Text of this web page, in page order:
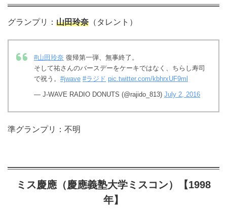
グランプリ： 山田玲奈 （タレント）
#山田玲奈 復帰第一弾、無事終了。
そして祐さんのバースデーをケーキではなく、ちらし寿司
で祝う。 #jwave #ラジド pic.twitter.com/kbhrxUF9ml
— J-WAVE RADIO DONUTS (@rajido_813) July 2, 2016
準グランプリ：不明
ミス慶應（慶應義塾大学ミスコン）【1998
年】